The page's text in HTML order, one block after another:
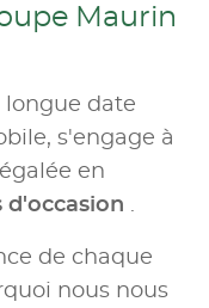
Maurin
longue date
s'engage à
en
d'occasion .
de chaque
nous nous